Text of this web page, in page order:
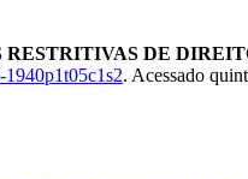
RESTRITIVAS DE
. Acessado